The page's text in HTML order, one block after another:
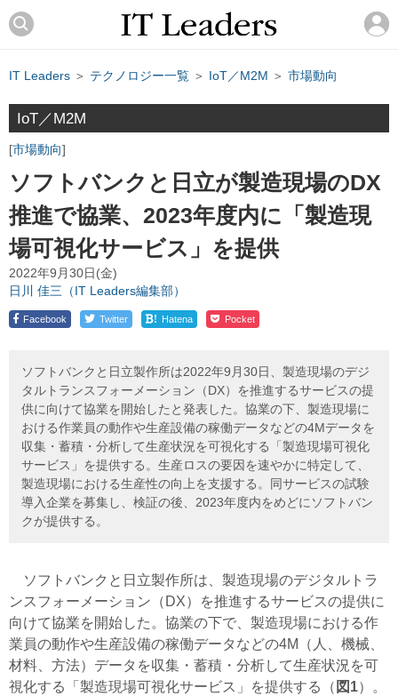
IT Leaders ＞ テクノロジー一覧 ＞ IoT／M2M ＞ 市場動向
IoT／M2M
市場動向
ソフトバンクと日立が製造現場のDX
推進で協業、2023年度内に「製造現
場可視化サービス」を提供
2022年9月30日(金)
日川 佳三（IT Leaders編集部）
Facebook Twitter ! Hatena Pocket
ソフトバンクと日立製作所は2022年9月30日、製造現場のデジ
タルトランスフォーメーション（DX）を推進するサービスの提
供に向けて協業を開始したと発表した。協業の下、製造現場に
おける作業員の動作や生産設備の稼働データなどの4Mデータを
収集・蓄積・分析して生産状況を可視化する「製造現場可視化
サービス」を提供する。生産ロスの要因を速やかに特定して、
製造現場における生産性の向上を支援する。同サービスの試験
導入企業を募集し、検証の後、2023年度内をめどにソフトバン
クが提供する。
ソフトバンクと日立製作所は、製造現場のデジタルトラ
ンスフォーメーション（DX）を推進するサービスの提供に
向けて協業を開始した。協業の下で、製造現場における作
業員の動作や生産設備の稼働データなどの4M（人、機械、
材料、方法）データを収集・蓄積・分析して生産状況を可
視化する「製造現場可視化サービス」を提供する（ 図1）。